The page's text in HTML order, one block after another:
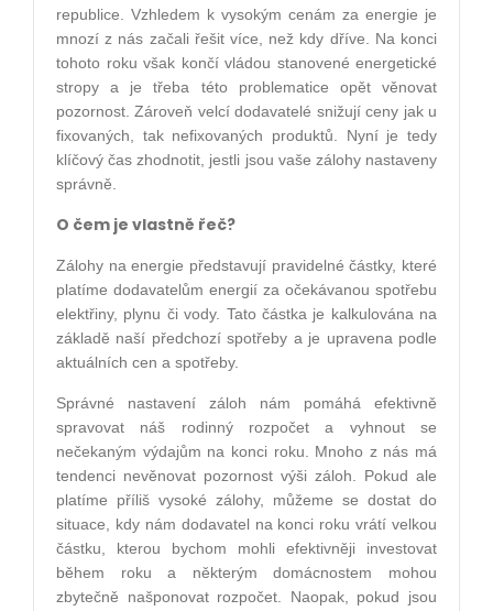
republice. Vzhledem k vysokým cenám za energie je
mnozí z nás začali řešit více, než kdy dříve. Na konci
tohoto roku však končí vládou stanovené energetické
stropy a je třeba této problematice opět věnovat
pozornost. Zároveň velcí dodavatelé snižují ceny jak u
fixovaných, tak nefixovaných produktů. Nyní je tedy
klíčový čas zhodnotit, jestli jsou vaše zálohy nastaveny
správně.
O čem je vlastně řeč?
Zálohy na energie představují pravidelné částky, které
platíme dodavatelům energií za očekávanou spotřebu
elektřiny, plynu či vody. Tato částka je kalkulována na
základě naší předchozí spotřeby a je upravena podle
aktuálních cen a spotřeby.
Správné nastavení záloh nám pomáhá efektivně
spravovat náš rodinný rozpočet a vyhnout se
nečekaným výdajům na konci roku. Mnoho z nás má
tendenci nevěnovat pozornost výši záloh. Pokud ale
platíme příliš vysoké zálohy, můžeme se dostat do
situace, kdy nám dodavatel na konci roku vrátí velkou
částku, kterou bychom mohli efektivněji investovat
během roku a některým domácnostem mohou
zbytečně našponovat rozpočet. Naopak, pokud jsou